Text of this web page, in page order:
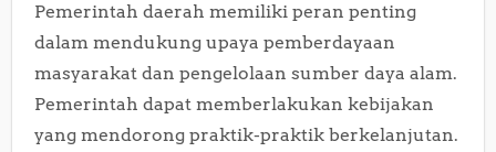
Pemerintah daerah memiliki peran penting
dalam mendukung upaya pemberdayaan
masyarakat dan pengelolaan sumber daya alam.
Pemerintah dapat memberlakukan kebijakan
yang mendorong praktik-praktik berkelanjutan.